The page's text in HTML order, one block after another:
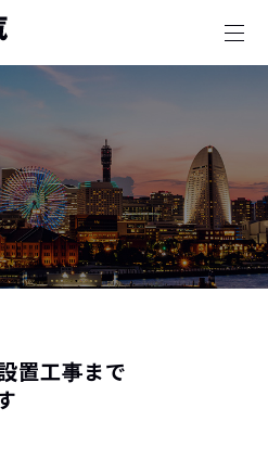
置工事まで